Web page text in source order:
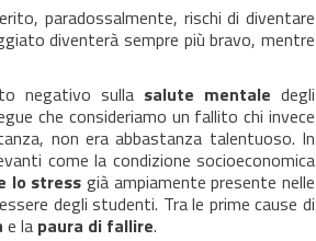
paradossalmente, rischi di diventare
diventerà sempre più bravo, mentre
negativo sulla salute mentale degli
che consideriamo un fallito chi invece
non era abbastanza talentuoso. In
come la condizione socioeconomica
lo stress già ampiamente presente nelle
degli studenti. Tra le prime cause di
e la paura di fallire.